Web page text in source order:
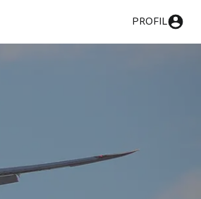
PROFIL